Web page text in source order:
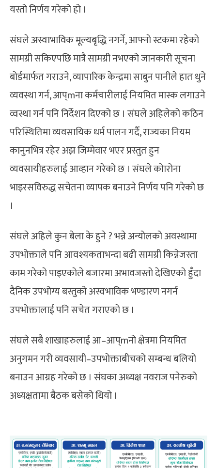
यस्तो निर्णय गरेको हो ।
संघले अस्वाभाविक मूल्यबृद्धि नगर्ने, आफ्नो स्टकमा रहेको
सामग्री सकिएपछि मात्रै सामग्री नभएको जानकारी सूचना
बोर्डमार्फत गराउने, व्यापारिक केन्द्रमा साबुन पानीले हात धुने
व्यवस्था गर्न, आप्mना कर्मचारीलाई नियमित मास्क लगाउने
व्वस्था गर्न पनि निर्देशन दिएको छ । संघले अहिलेको कठिन
परिस्थितिमा व्यवसायिक धर्म पालन गर्दै, राज्यका नियम
कानुनभित्र रहेर अझ जिम्मेवार भएर प्रस्तुत हुन
व्यवसायीहरुलाई आव्हान गरेको छ । संघले कोारोना
भाइरसविरुद्ध सचेतना व्यापक बनाउने निर्णय पनि गरेको छ
।
संघले अहिले कुन बेला के हुने ? भन्ने अन्योलको अवस्थामा
उपभोक्ताले पनि आवश्यकताभन्दा बढी सामग्री किन्नेजस्ता
काम गरेको पाइएकोले बजारमा अभावजस्तो देखिएको हुँदा
दैनिक उपभोग्य बस्तुको अस्वभाविक भण्डारण नगर्न
उपभोक्तालाई पनि सचेत गराएको छ ।
संघले सबै शाखाहरुलाई आ–आप्mनो क्षेत्रमा नियमित
अनुगमन गरी व्यवसायी–उपभोक्ताबीचको सम्बन्ध बलियो
बनाउन आग्रह गरेको छ । संघका अध्यक्ष नवराज पनेरुको
अध्यक्षतामा बैठक बसेको थियो ।